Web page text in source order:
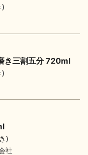
おすすめ商品
情報
)
き三割五分 720ml
)
)
社